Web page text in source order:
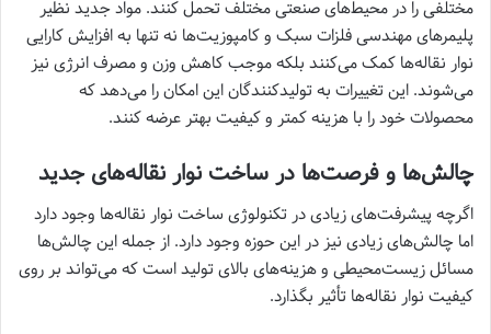
مختلفی را در محیط‌های صنعتی مختلف تحمل کنند. مواد جدید نظیر
پلیمرهای مهندسی فلزات سبک و کامپوزیت‌ها نه تنها به افزایش کارایی
نوار نقاله‌ها کمک می‌کنند بلکه موجب کاهش وزن و مصرف انرژی نیز
می‌شوند. این تغییرات به تولیدکنندگان این امکان را می‌دهد که
محصولات خود را با هزینه کمتر و کیفیت بهتر عرضه کنند.
چالش‌ها و فرصت‌ها در ساخت نوار نقاله‌های جدید
اگرچه پیشرفت‌های زیادی در تکنولوژی ساخت نوار نقاله‌ها وجود دارد
اما چالش‌های زیادی نیز در این حوزه وجود دارد. از جمله این چالش‌ها
مسائل زیست‌محیطی و هزینه‌های بالای تولید است که می‌تواند بر روی
کیفیت نوار نقاله‌ها تأثیر بگذارد.